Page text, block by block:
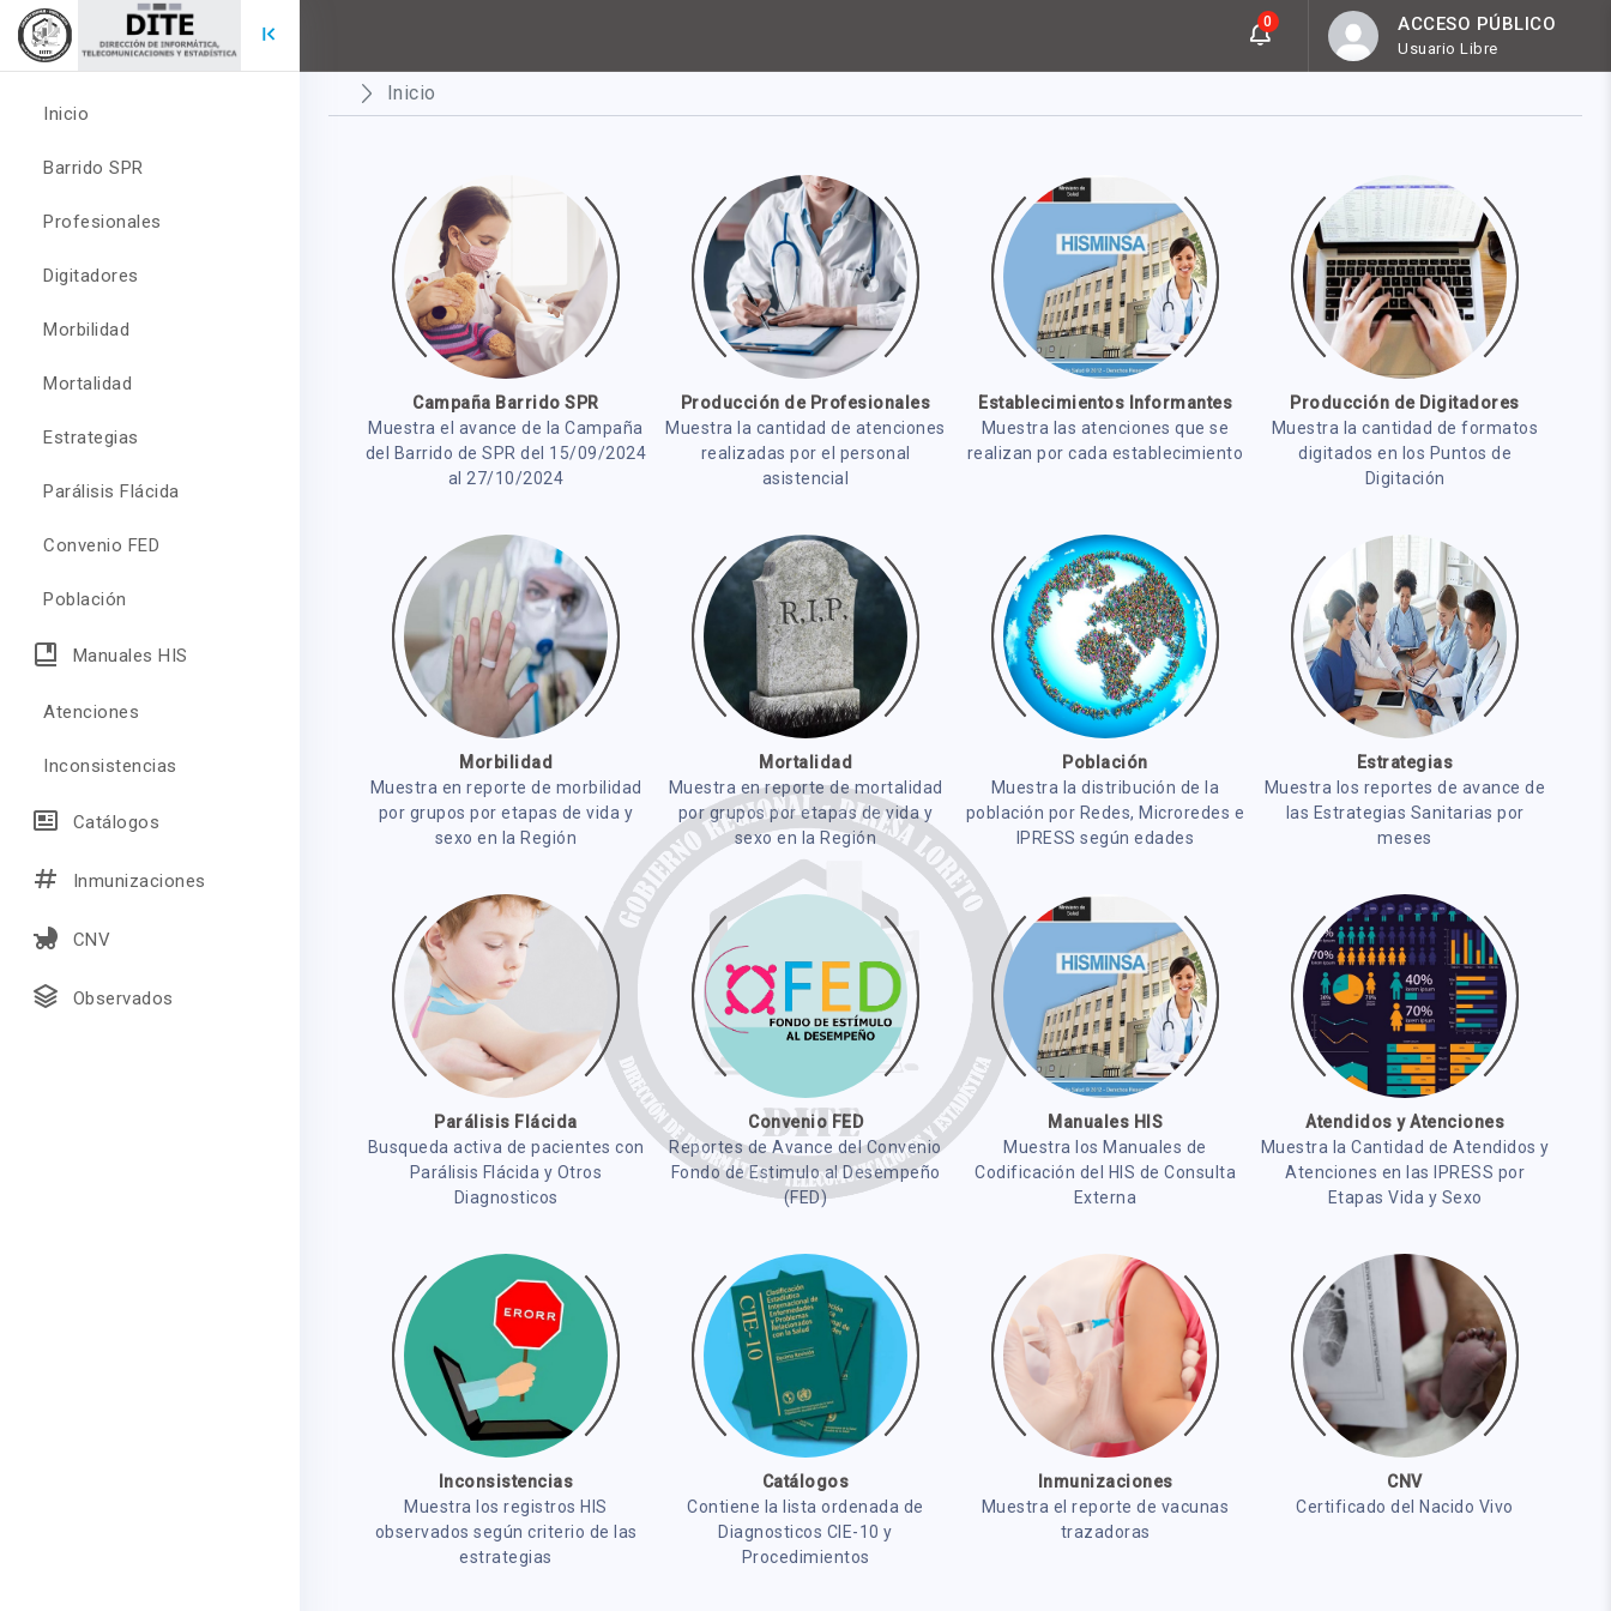
Inicio
Barrido SPR
Profesionales
Digitadores
Morbilidad
Mortalidad
Estrategias
Parálisis Flácida
Convenio FED
Población
Manuales HIS
Atenciones
Inconsistencias
Catálogos
Inmunizaciones
CNV
Observados
0 ACCESO PÚBLICO
Usuario Libre
Inicio
Campaña Barrido SPR
Muestra el avance de la Campaña
del Barrido de SPR del 15/09/2024
al 27/10/2024
Producción de Profesionales
Muestra la cantidad de atenciones
realizadas por el personal
asistencial
Establecimientos Informantes
Muestra las atenciones que se
realizan por cada establecimiento
Producción de Digitadores
Muestra la cantidad de formatos
digitados en los Puntos de
Digitación
Morbilidad
Muestra en reporte de morbilidad
por grupos por etapas de vida y
sexo en la Región
Mortalidad
Muestra en reporte de mortalidad
por grupos por etapas de vida y
sexo en la Región
Población
Muestra la distribución de la
población por Redes, Microredes e
IPRESS según edades
Estrategias
Muestra los reportes de avance de
las Estrategias Sanitarias por
meses
Parálisis Flácida
Busqueda activa de pacientes con
Parálisis Flácida y Otros
Diagnosticos
Convenio FED
Reportes de Avance del Convenio
Fondo de Estimulo al Desempeño
(FED)
Manuales HIS
Muestra los Manuales de
Codificación del HIS de Consulta
Externa
Atendidos y Atenciones
Muestra la Cantidad de Atendidos y
Atenciones en las IPRESS por
Etapas Vida y Sexo
Inconsistencias
Muestra los registros HIS
observados según criterio de las
estrategias
Catálogos
Contiene la lista ordenada de
Diagnosticos CIE-10 y
Procedimientos
Inmunizaciones
Muestra el reporte de vacunas
trazadoras
CNV
Certificado del Nacido Vivo